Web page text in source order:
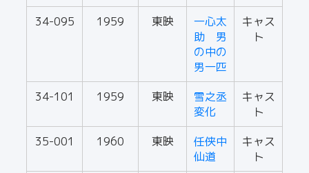
34-095 1959 東映
一心太
助 男
の中の
男一匹
キャス
ト
34-101 1959 東映
雪之丞
変化
キャス
ト
35-001
1960 東映
任侠中
仙道
キャス
ト